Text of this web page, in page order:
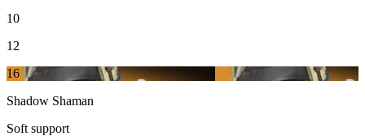
10
12
16
Shadow Shaman
Soft support